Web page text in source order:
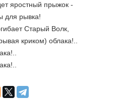
яростный прыжок -
для рывка!
Старый Волк,
криком) облака!..